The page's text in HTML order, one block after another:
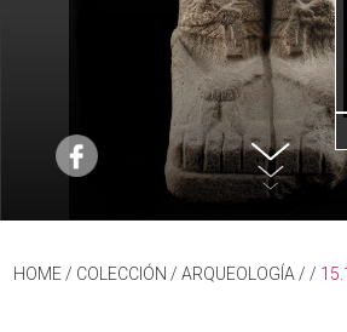
HOME/ COLECCIÓN / ARQUEOLOGÍA / /